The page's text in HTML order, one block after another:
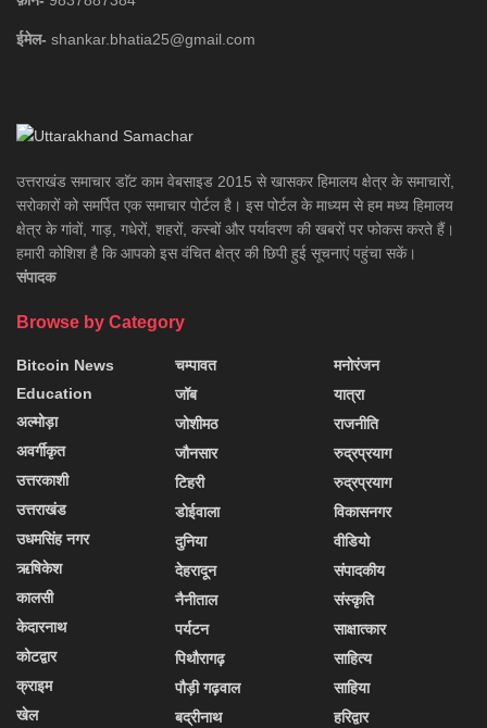
ईमेल- shankar.bhatia25@gmail.com
उत्तराखंड समाचार डाॅट काम वेबसाइड 2015 से खासकर हिमालय क्षेत्र के समाचारों,
सरोकारों को समर्पित एक समाचार पोर्टल है। इस पोर्टल के माध्यम से हम मध्य हिमालय
क्षेत्र के गांवों, गाड़, गधेरों, शहरों, कस्बों और पर्यावरण की खबरों पर फोकस करते हैं।
हमारी कोशिश है कि आपको इस वंचित क्षेत्र की छिपी हुई सूचनाएं पहुंचा सकें।
संपादक
Browse by Category
Bitcoin News
Education
अल्मोड़ा
अवर्गीकृत
उत्तरकाशी
उत्तराखंड
उधमसिंह नगर
ऋषिकेश
कालसी
केदारनाथ
कोटद्वार
क्राइम
खेल
चम्पावत
जॉब
जोशीमठ
जौनसार
टिहरी
डोईवाला
दुनिया
देहरादून
नैनीताल
पर्यटन
पिथौरागढ़
पौड़ी गढ़वाल
बद्रीनाथ
मनोरंजन
यात्रा
राजनीति
रुद्रप्रयाग
रुद्रप्रयाग
विकासनगर
वीडियो
संपादकीय
संस्कृति
साक्षात्कार
साहित्य
साहिया
हरिद्वार